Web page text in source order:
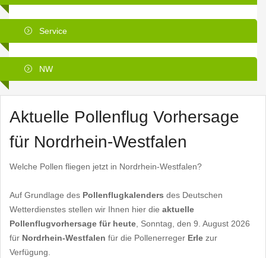
Service
NW
Aktuelle Pollenflug Vorhersage
für Nordrhein-Westfalen
Welche Pollen fliegen jetzt in Nordrhein-Westfalen?
Auf Grundlage des Pollenflugkalenders des Deutschen
Wetterdienstes stellen wir Ihnen hier die aktuelle
Pollenflugvorhersage für heute , Sonntag, den 9. August 2026
für Nordrhein-Westfalen für die Pollenerreger Erle zur
Verfügung.